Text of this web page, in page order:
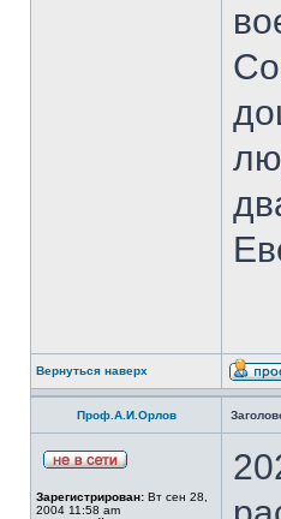
Вернуться наверх
Проф.А.И.Орлов
Зарегистрирован: Вт сен 28,
2004 11:58 am